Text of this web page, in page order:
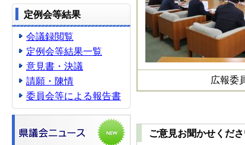
定例会等結果
会議録閲覧
定例会等結果一覧
意見書・決議
請願・陳情
委員会等による報告書
広報委
ご意見お聞かせくだ